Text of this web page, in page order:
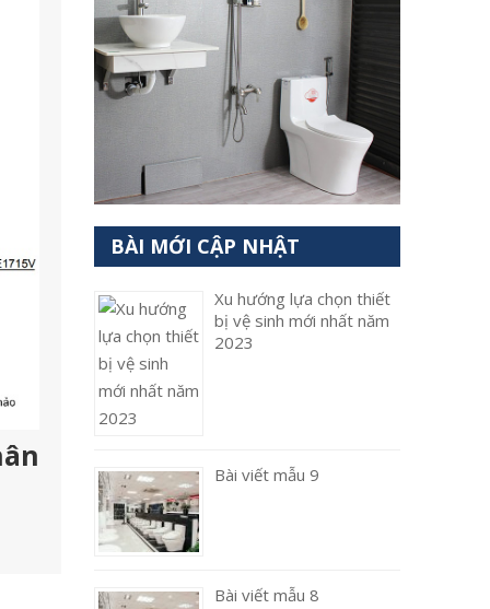
BÀI MỚI CẬP NHẬT
Xu hướng lựa chọn thiết
bị vệ sinh mới nhất năm
2023
Bài viết mẫu 9
Bài viết mẫu 8